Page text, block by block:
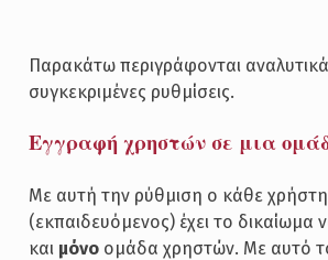
Παρακάτω περιγράφονται
συγκεκριμένες ρυθμίσεις.
Εγγραφή χρηστών σε μια
Με αυτή την ρύθμιση ο κάθε
(εκπαιδευόμενος) έχει το δικαίωμα
και μόνοομάδα χρηστών. Με αυτό